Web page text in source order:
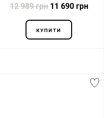
12 989 грн11 690 грн
КУПИТИ